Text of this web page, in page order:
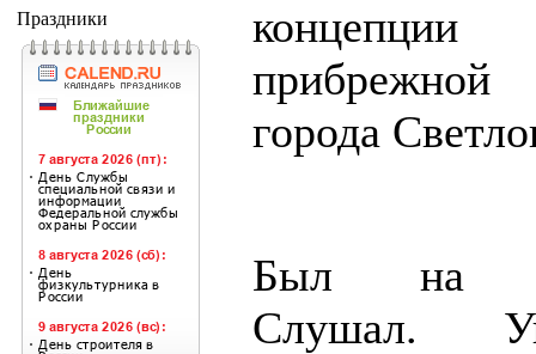
Праздники
концепции
города
Был на
Слушал.